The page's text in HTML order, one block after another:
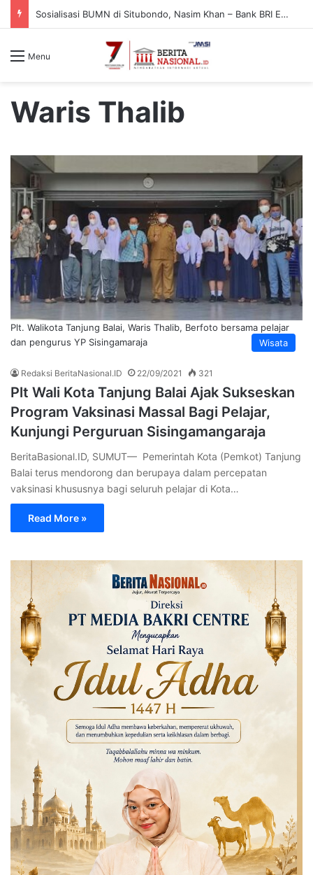
Sosialisasi BUMN di Situbondo, Nasim Khan – Bank BRI Edukasi Warga Cegah Penipuan Digital
Menu
Waris Thalib
Wisata
Plt. Walikota Tanjung Balai, Waris Thalib, Berfoto bersama pelajar
dan pengurus YP Sisingamaraja
Redaksi BeritaNasional.ID 22/09/2021 321
Plt Wali Kota Tanjung Balai Ajak Sukseskan
Program Vaksinasi Massal Bagi Pelajar,
Kunjungi Perguruan Sisingamangaraja
BeritaBasional.ID, SUMUT— Pemerintah Kota (Pemkot) Tanjung
Balai terus mendorong dan berupaya dalam percepatan
vaksinasi khususnya bagi seluruh pelajar di Kota…
Read More »